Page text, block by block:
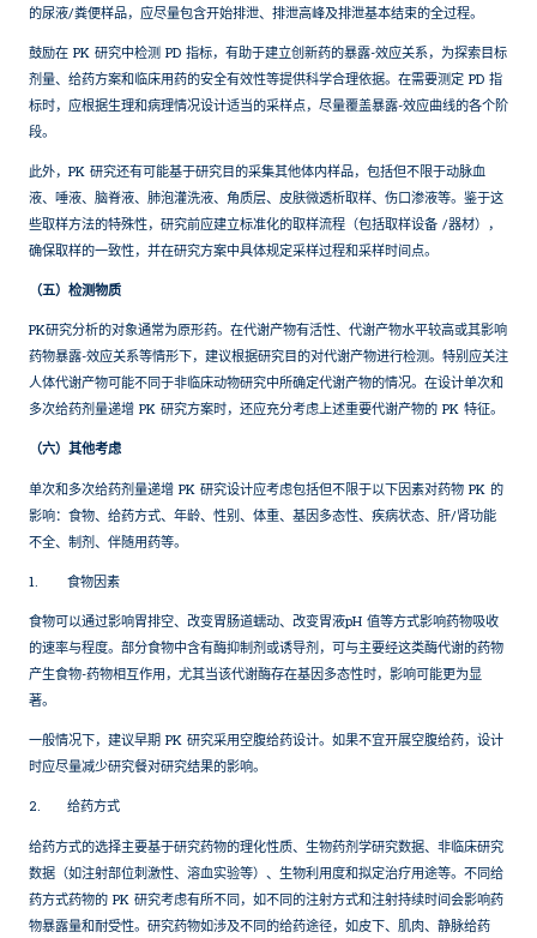
的尿液/粪便样品，应尽量包含开始排泄、排泄高峰及排泄基本结束的全过程。
鼓励在 PK 研究中检测 PD 指标，有助于建立创新药的暴露-效应关系，为探索目标
剂量、给药方案和临床用药的安全有效性等提供科学合理依据。在需要测定 PD 指
标时，应根据生理和病理情况设计适当的采样点，尽量覆盖暴露-效应曲线的各个阶
段。
此外，PK 研究还有可能基于研究目的采集其他体内样品，包括但不限于动脉血
液、唾液、脑脊液、肺泡灌洗液、角质层、皮肤微透析取样、伤口渗液等。鉴于这
些取样方法的特殊性，研究前应建立标准化的取样流程（包括取样设备 /器材），
确保取样的一致性，并在研究方案中具体规定采样过程和采样时间点。
（五）检测物质
PK研究分析的对象通常为原形药。在代谢产物有活性、代谢产物水平较高或其影响
药物暴露-效应关系等情形下，建议根据研究目的对代谢产物进行检测。特别应关注
人体代谢产物可能不同于非临床动物研究中所确定代谢产物的情况。在设计单次和
多次给药剂量递增 PK 研究方案时，还应充分考虑上述重要代谢产物的 PK 特征。
（六）其他考虑
单次和多次给药剂量递增 PK 研究设计应考虑包括但不限于以下因素对药物 PK 的
影响：食物、给药方式、年龄、性别、体重、基因多态性、疾病状态、肝/肾功能
不全、制剂、伴随用药等。
1. 食物因素
食物可以通过影响胃排空、改变胃肠道蠕动、改变胃液pH 值等方式影响药物吸收
的速率与程度。部分食物中含有酶抑制剂或诱导剂，可与主要经这类酶代谢的药物
产生食物-药物相互作用，尤其当该代谢酶存在基因多态性时，影响可能更为显
著。
一般情况下，建议早期 PK 研究采用空腹给药设计。如果不宜开展空腹给药，设计
时应尽量减少研究餐对研究结果的影响。
2. 给药方式
给药方式的选择主要基于研究药物的理化性质、生物药剂学研究数据、非临床研究
数据（如注射部位刺激性、溶血实验等）、生物利用度和拟定治疗用途等。不同给
药方式药物的 PK 研究考虑有所不同，如不同的注射方式和注射持续时间会影响药
物暴露量和耐受性。研究药物如涉及不同的给药途径，如皮下、肌肉、静脉给药